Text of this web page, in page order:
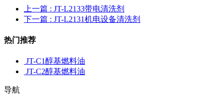
上一篇 : JT-L2133带电清洗剂
下一篇 : JT-L2131机电设备清洗剂
热门推荐
JT-C1醇基燃料油
JT-C2醇基燃料油
导航